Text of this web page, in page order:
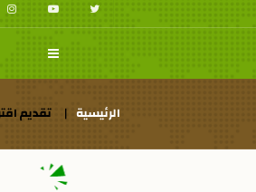
الرئيسية تقديم